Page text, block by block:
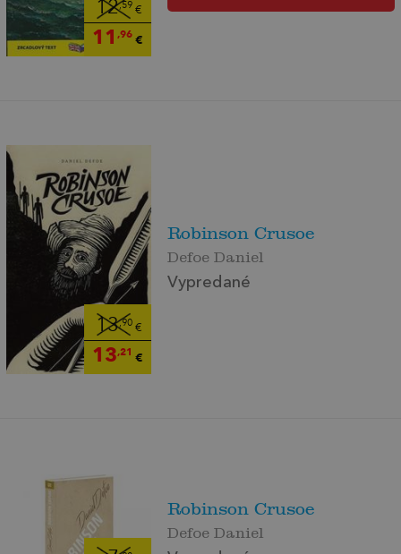
12,59 €
11 ,96€
13,90€
13,21 €
Robinson Crusoe
Defoe Daniel
Vypredané
Robinson Crusoe
Defoe Daniel